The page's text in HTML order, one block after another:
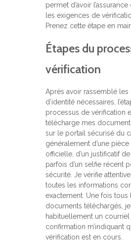
permet d’avoir
les exigences de
Prenez cette étape en
Étapes du
vérification
Après avoir rassemblé les
d’identité nécessaires,
processus de vérification
télécharge mes
sur le portail sécurisé du
généralement d’une pièce
officielle, d’un justificatif
parfois d’un selfie récent
sécurité. Je vérifie
toutes les informations
exactement. Une fois tous
documents téléchargés,
habituellement un courriel
confirmation m’indiquant
vérification est en cours.